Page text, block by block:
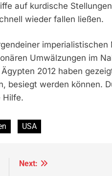
auf kurdische
wieder fallen ließen.
Umwälzungen im
2012 haben
besiegt werden können.
Hilfe.
USA
Next: